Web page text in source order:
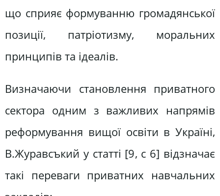
що сприяє формуванню громадянської
позиції, патріотизму, моральних
принципів та ідеалів.
Визначаючи становлення приватного
сектора одним з важливих напрямів
реформування вищої освіти в Україні,
В.Журавсъкий у статті [9, с 6] відзначає
такі переваги приватних навчальних